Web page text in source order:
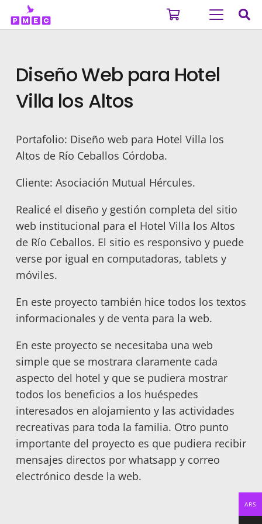
Diseño Web para Hotel
Villa los Altos
Portafolio: Diseño web para Hotel Villa los
Altos de Río Ceballos Córdoba.
Cliente: Asociación Mutual Hércules.
Realicé el diseño y gestión completa del sitio
web institucional para el Hotel Villa los Altos
de Río Ceballos. El sitio es responsivo y puede
verse por igual en computadoras, tablets y
móviles.
En este proyecto también hice todos los textos
informacionales y de venta para la web.
En este proyecto se necesitaba una web
simple que se mostrara claramente cada
aspecto del hotel y que se pudiera mostrar
todos los beneficios a los huéspedes
interesados en alojamiento y las actividades
recreativas para toda la familia. Otro punto
importante del proyecto es que pudiera recibir
mensajes directos por whatsapp y correo
electrónico desde la web.
ARS